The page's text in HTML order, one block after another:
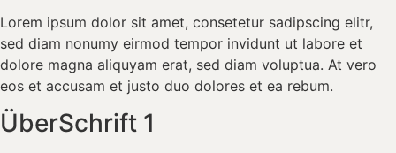
Lorem ipsum dolor sit amet, consetetur sadipscing elitr,
sed diam nonumy eirmod tempor invidunt ut labore et
dolore magna aliquyam erat, sed diam voluptua. At vero
eos et accusam et justo duo dolores et ea rebum.
ÜberSchrift 1